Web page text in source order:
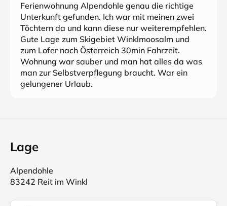
Ferienwohnung Alpendohle genau die richtige
Unterkunft gefunden. Ich war mit meinen zwei
Töchtern da und kann diese nur weiterempfehlen.
Gute Lage zum Skigebiet Winklmoosalm und
zum Lofer nach Österreich 30min Fahrzeit.
Wohnung war sauber und man hat alles da was
man zur Selbstverpflegung braucht. War ein
gelungener Urlaub.
Lage
Alpendohle
83242 Reit im Winkl